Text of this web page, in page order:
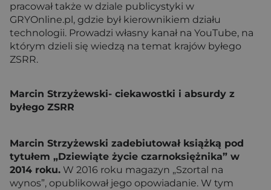
pracował także w dziale publicystyki w
GRYOnline.pl, gdzie był kierownikiem działu
technologii. Prowadzi własny kanał na YouTube, na
którym dzieli się wiedzą na temat krajów byłego
ZSRR.
Marcin Strzyżewski- ciekawostki i absurdy z
byłego ZSRR
Marcin Strzyżewski zadebiutował książką pod
tytułem „Dziewiąte życie czarnoksiężnika” w
2014 roku. W 2016 roku magazyn „Szortal na
wynos”, opublikował jego opowiadanie. W tym